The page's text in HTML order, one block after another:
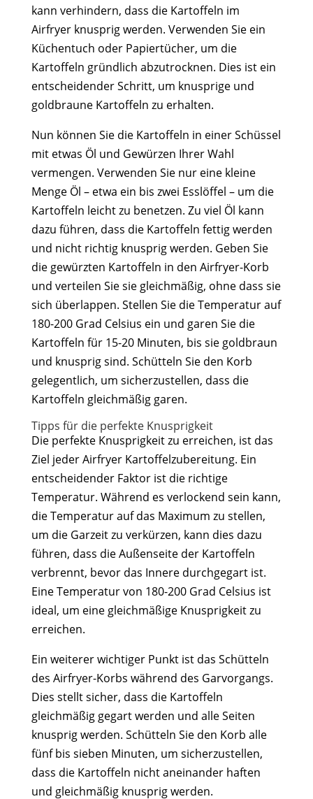
kann verhindern, dass die Kartoffeln im
Airfryer knusprig werden. Verwenden Sie ein
Küchentuch oder Papiertücher, um die
Kartoffeln gründlich abzutrocknen. Dies ist ein
entscheidender Schritt, um knusprige und
goldbraune Kartoffeln zu erhalten.
Nun können Sie die Kartoffeln in einer Schüssel
mit etwas Öl und Gewürzen Ihrer Wahl
vermengen. Verwenden Sie nur eine kleine
Menge Öl – etwa ein bis zwei Esslöffel – um die
Kartoffeln leicht zu benetzen. Zu viel Öl kann
dazu führen, dass die Kartoffeln fettig werden
und nicht richtig knusprig werden. Geben Sie
die gewürzten Kartoffeln in den Airfryer-Korb
und verteilen Sie sie gleichmäßig, ohne dass sie
sich überlappen. Stellen Sie die Temperatur auf
180-200 Grad Celsius ein und garen Sie die
Kartoffeln für 15-20 Minuten, bis sie goldbraun
und knusprig sind. Schütteln Sie den Korb
gelegentlich, um sicherzustellen, dass die
Kartoffeln gleichmäßig garen.
Tipps für die perfekte Knusprigkeit
Die perfekte Knusprigkeit zu erreichen, ist das
Ziel jeder Airfryer Kartoffelzubereitung. Ein
entscheidender Faktor ist die richtige
Temperatur. Während es verlockend sein kann,
die Temperatur auf das Maximum zu stellen,
um die Garzeit zu verkürzen, kann dies dazu
führen, dass die Außenseite der Kartoffeln
verbrennt, bevor das Innere durchgegart ist.
Eine Temperatur von 180-200 Grad Celsius ist
ideal, um eine gleichmäßige Knusprigkeit zu
erreichen.
Ein weiterer wichtiger Punkt ist das Schütteln
des Airfryer-Korbs während des Garvorgangs.
Dies stellt sicher, dass die Kartoffeln
gleichmäßig gegart werden und alle Seiten
knusprig werden. Schütteln Sie den Korb alle
fünf bis sieben Minuten, um sicherzustellen,
dass die Kartoffeln nicht aneinander haften
und gleichmäßig knusprig werden.